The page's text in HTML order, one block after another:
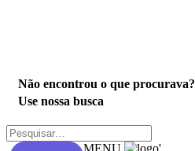
Não encontrou o que procurava?
Use nossa busca